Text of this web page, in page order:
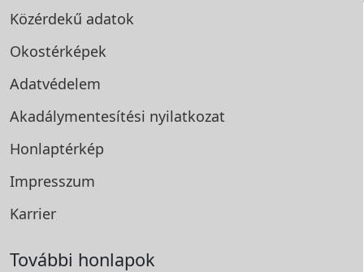
Közérdekű adatok
Okostérképek
Adatvédelem
Akadálymentesítési nyilatkozat
Honlaptérkép
Impresszum
Karrier
További honlapok